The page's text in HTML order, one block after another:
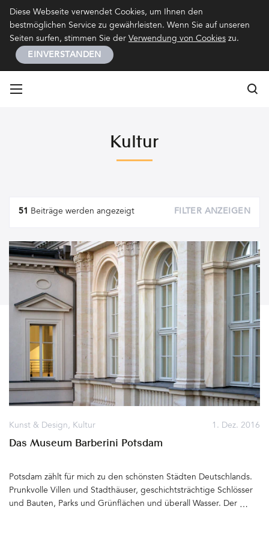
Diese Webseite verwendet Cookies, um Ihnen den
bestmöglichen Service zu gewährleisten. Wenn Sie auf unseren
Seiten surfen, stimmen Sie der Verwendung von Cookies zu.
EINVERSTANDEN
Kultur
Artikel
51 Beiträge werden angezeigt FILTER ANZEIGEN
1. Dez. 2016
Kunst & Design, Kultur
Das Museum Barberini Potsdam
Potsdam zählt für mich zu den schönsten Städten Deutschlands.
Prunkvolle Villen und Stadthäuser, geschichtsträchtige Schlösser
und Bauten, Parks und Grünflächen und überall Wasser. Der Alte